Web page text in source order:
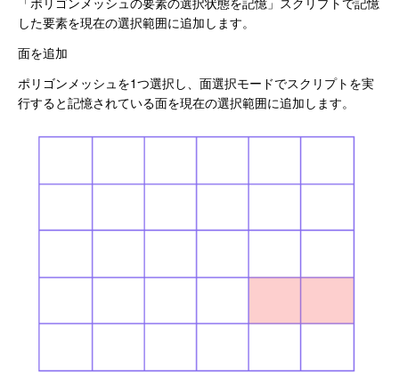
した要素を現在の選択範囲に追加します。
面を追加
ポリゴンメッシュを1つ選択し、面選択モードでスクリプトを実
行すると記憶されている面を現在の選択範囲に追加します。